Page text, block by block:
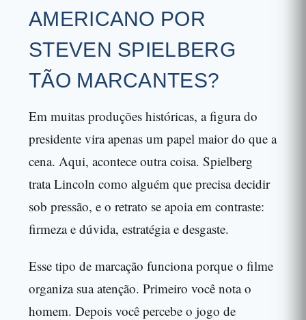
AMERICANO POR
STEVEN SPIELBERG
TÃO MARCANTES?
Em muitas produções históricas, a figura do
presidente vira apenas um papel maior do que a
cena. Aqui, acontece outra coisa. Spielberg
trata Lincoln como alguém que precisa decidir
sob pressão, e o retrato se apoia em contraste:
firmeza e dúvida, estratégia e desgaste.
Esse tipo de marcação funciona porque o filme
organiza sua atenção. Primeiro você nota o
homem. Depois você percebe o jogo de